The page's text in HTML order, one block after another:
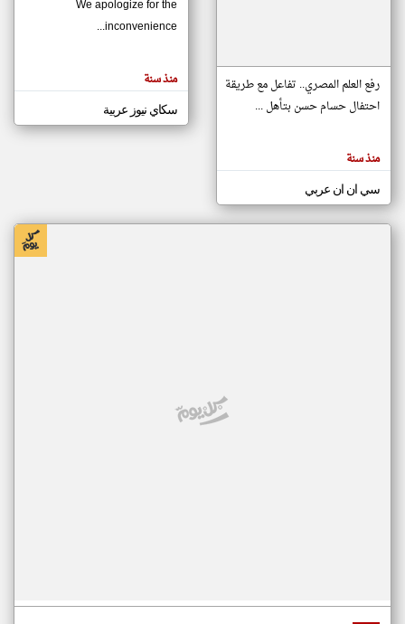
مصادر الأخبار من موريتانيا
اخبار موريتانيا على مدار الساعة
أهم اخبار موريتانيا العاجلة والمباشرة
المقالات
الموجوده
هنا عن
رفع العلم المصري.. تفاعل مع طريقة
احتفال حسام حسن بتأهل ...
منذ سنة
سي ان ان عربي
We apologize for the
inconvenience...
منذ سنة
سكاي نيوز عربية
klyoum.com